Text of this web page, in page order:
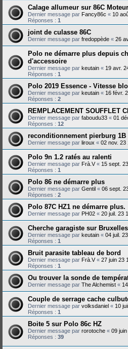
Calage allumeur sur 86C
Dernier message par Fancy86c « 10
Réponses : 1
joint de culasse 86C
Dernier message par fredoppède « 26
Polo ne démarre plus depuis
d'accessoire
Dernier message par keutain « 19 avr.
Réponses : 1
Polo 2019 Essence - Vitesse
Dernier message par keutain « 16 févr.
Réponses : 2
REMPLACEMENT SOUFFLET
Dernier message par faboudu33 « 01
Réponses : 12
reconditionnement pierburg 1B
Dernier message par liroux « 02 nov. 23
Polo 9n 1.2 ratés au ralenti
Dernier message par Frà.V« 15 sept.
Réponses : 1
Polo 86 ne démarre plus
Dernier message par Gentil « 06 sept.
Réponses : 2
Polo 87C HZ1 ne démarre plus.
Dernier message par PH02 « 20 juil. 23
Cherche garagiste sur
Dernier message par keutain « 04 juil.
Réponses : 1
Bruit parasite tableau de bord
Dernier message par Frà.V« 27 juin 23
Réponses : 1
Ou trouver la sonde de
Dernier message par The Alchemist «
Couple de serrage cache
Dernier message par volksdaniel « 10
Réponses : 1
Boite 5 sur Polo 86c HZ
Dernier message par rorotoche « 09
Réponses : 39